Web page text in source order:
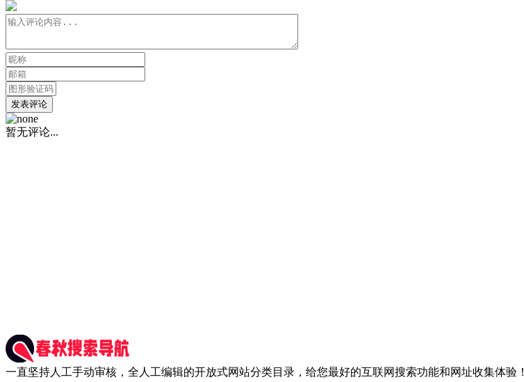
发表评论
暂无评论...
一直坚持人工手动审核，全人工编辑的开放式网站分类目录，给您最好的互联网搜索功能和网址收集体验！